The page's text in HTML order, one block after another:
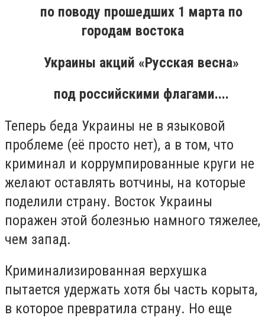
по поводу прошедших 1 марта по
городам востока
Украины акций «Русская весна»
под российскими флагами....
Теперь беда Украины не в языковой
проблеме (её просто нет), а в том, что
криминал и коррумпированные круги не
желают оставлять вотчины, на которые
поделили страну. Восток Украины
поражен этой болезнью намного тяжелее,
чем запад.
Криминализированная верхушка
пытается удержать хотя бы часть корыта,
в которое превратила страну. Но еще